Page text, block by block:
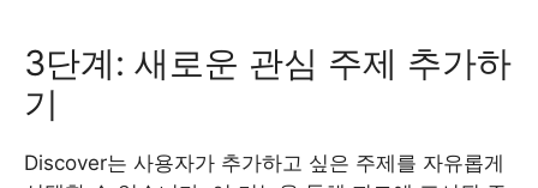
3단계: 새로운 관심 주제 추가하
기
Discover는 사용자가 추가하고 싶은 주제를 자유롭게